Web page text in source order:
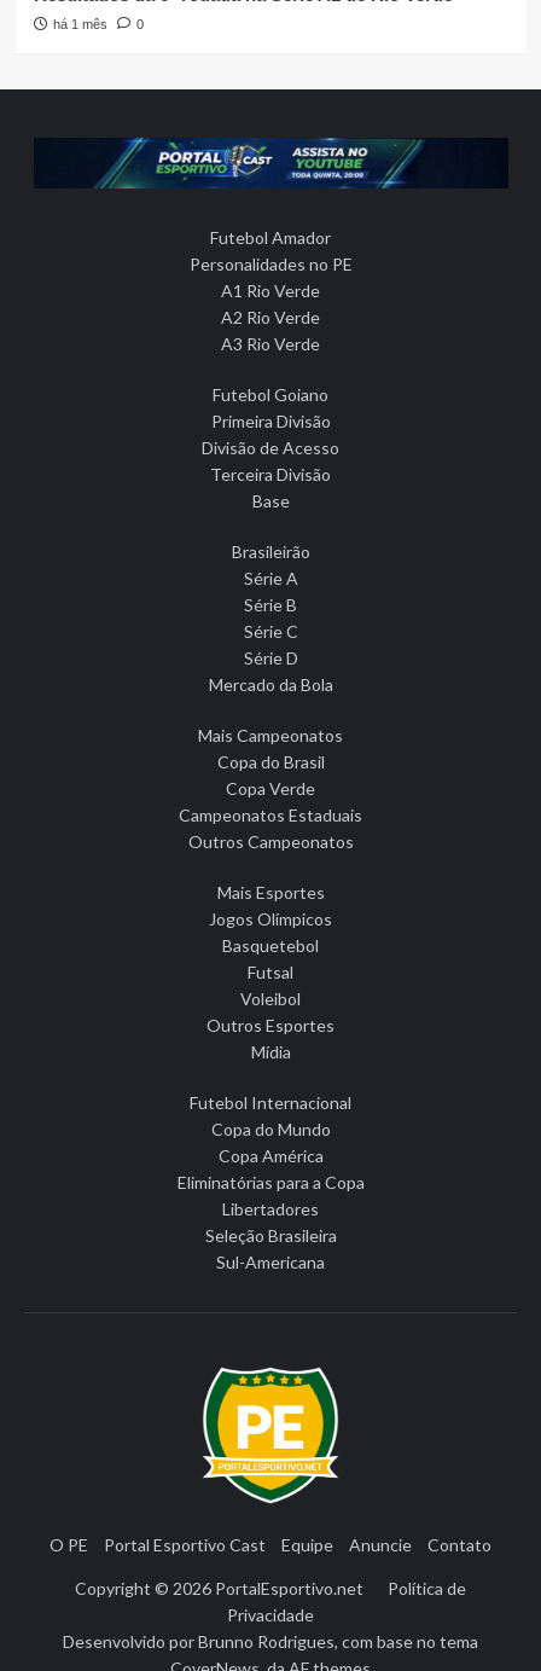
há 1 mês 0
Futebol Amador
Personalidades no PE
A1 Rio Verde
A2 Rio Verde
A3 Rio Verde
Futebol Goiano
Primeira Divisão
Divisão de Acesso
Terceira Divisão
Base
Brasileirão
Série A
Série B
Série C
Série D
Mercado da Bola
Mais Campeonatos
Copa do Brasil
Copa Verde
Campeonatos Estaduais
Outros Campeonatos
Mais Esportes
Jogos Olímpicos
Basquetebol
Futsal
Voleibol
Outros Esportes
Mídia
Futebol Internacional
Copa do Mundo
Copa América
Eliminatórias para a Copa
Libertadores
Seleção Brasileira
Sul-Americana
O PE Portal Esportivo Cast Equipe Anuncie Contato
Copyright © 2026 PortalEsportivo.net
Política de
Privacidade
Desenvolvido porBrunno Rodrigues, com base no tema